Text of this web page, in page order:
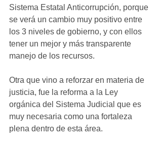
Sistema Estatal Anticorrupción, porque
se verá un cambio muy positivo entre
los 3 niveles de gobierno, y con ellos
tener un mejor y más transparente
manejo de los recursos.
Otra que vino a reforzar en materia de
justicia, fue la reforma a la Ley
orgánica del Sistema Judicial que es
muy necesaria como una fortaleza
plena dentro de esta área.